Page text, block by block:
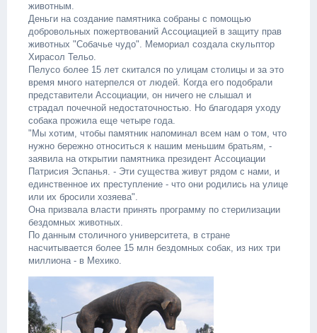
животным.
Деньги на создание памятника собраны с помощью
добровольных пожертвований Ассоциацией в защиту прав
животных "Собачье чудо". Мемориал создала скульптор
Хирасол Тельо.
Пелусо более 15 лет скитался по улицам столицы и за это
время много натерпелся от людей. Когда его подобрали
представители Ассоциации, он ничего не слышал и
страдал почечной недостаточностью. Но благодаря уходу
собака прожила еще четыре года.
"Мы хотим, чтобы памятник напоминал всем нам о том, что
нужно бережно относиться к нашим меньшим братьям, -
заявила на открытии памятника президент Ассоциации
Патрисия Эспанья. - Эти существа живут рядом с нами, и
единственное их преступление - что они родились на улице
или их бросили хозяева".
Она призвала власти принять программу по стерилизации
бездомных животных.
По данным столичного университета, в стране
насчитывается более 15 млн бездомных собак, из них три
миллиона - в Мехико.